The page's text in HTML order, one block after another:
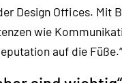
Design Offices. Mit
wie
auf die Füße.“